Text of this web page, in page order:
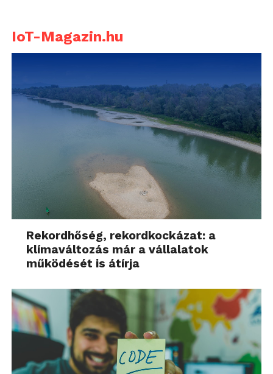
IoT-Magazin.hu
Rekordhőség, rekordkockázat: a
klímaváltozás már a vállalatok
működését is átírja